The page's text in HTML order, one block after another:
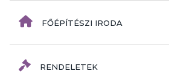
FŐÉPÍTÉSZI IRODA
RENDELETEK